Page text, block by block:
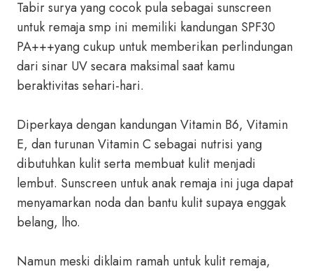
Tabir surya yang cocok pula sebagai sunscreen
untuk remaja smp ini memiliki kandungan SPF30
PA+++yang cukup untuk memberikan perlindungan
dari sinar UV secara maksimal saat kamu
beraktivitas sehari-hari.
Diperkaya dengan kandungan Vitamin B6, Vitamin
E, dan turunan Vitamin C sebagai nutrisi yang
dibutuhkan kulit serta membuat kulit menjadi
lembut. Sunscreen untuk anak remaja ini juga dapat
menyamarkan noda dan bantu kulit supaya enggak
belang, lho.
Namun meski diklaim ramah untuk kulit remaja,